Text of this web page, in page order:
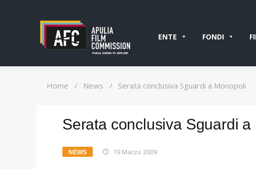
ENTE FONDI
Home / News / Serata conclusiva Sguardi a Monopoli
Serata conclusiva Sguardi a
NEWS 19 Marzo 2009